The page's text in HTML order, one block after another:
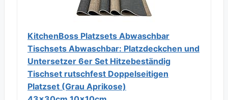
KitchenBoss Platzsets Abwaschbar
Tischsets Abwaschbar: Platzdeckchen und
Untersetzer 6er Set Hitzebeständig
Tischset rutschfest Doppelseitigen
Platzset (Grau Aprikose)